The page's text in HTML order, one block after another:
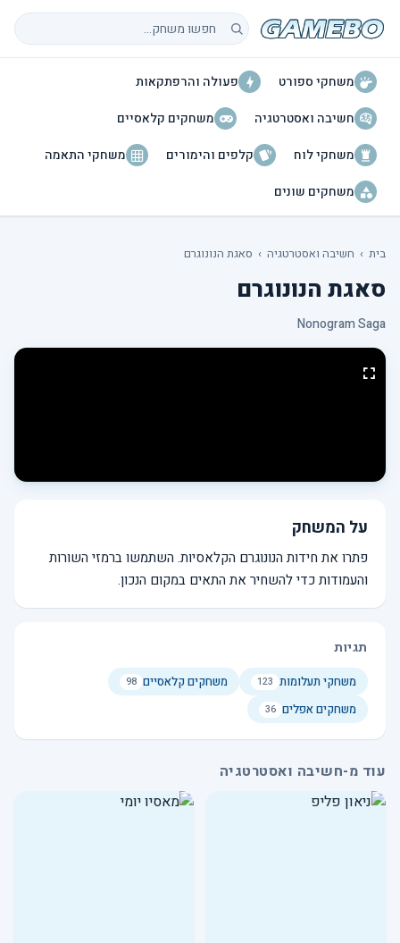
חיפוש משחקים
משחקי ספורט
פעולה והרפתקאות
חשיבה ואסטרטגיה
משחקים קלאסיים
משחקי לוח
קלפים והימורים
משחקי התאמה
משחקים שונים
בית › חשיבה ואסטרטגיה › סאגת הנונוגרם
סאגת הנונוגרם
Nonogram Saga
על המשחק
פתרו את חידות הנונוגרם הקלאסיות. השתמשו ברמזי השורות
והעמודות כדי להשחיר את התאים במקום הנכון.
תגיות
משחקי תעלומות 123 משחקים קלאסיים 98
משחקים אפלים 36
עוד מ-חשיבה ואסטרטגיה